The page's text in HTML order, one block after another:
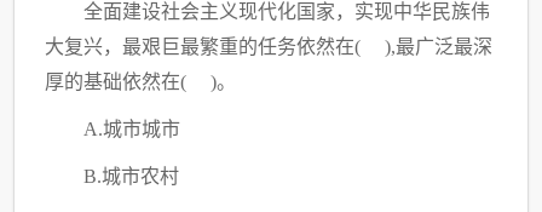
全面建设社会主义现代化国家，实现中华民族伟
大复兴，最艰巨最繁重的任务依然在( ),最广泛最深
厚的基础依然在( )。
A.城市城市
B.城市农村